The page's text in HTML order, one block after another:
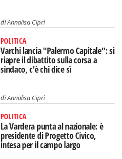
diAnnalisa Ciprì
POLITICA
Varchi lancia "Palermo Capitale": si
riapre il dibattito sulla corsa a
sindaco, c'è chi dice sì
diAnnalisa Ciprì
POLITICA
La Vardera punta al nazionale: è
presidente di Progetto Civico,
intesa per il campo largo